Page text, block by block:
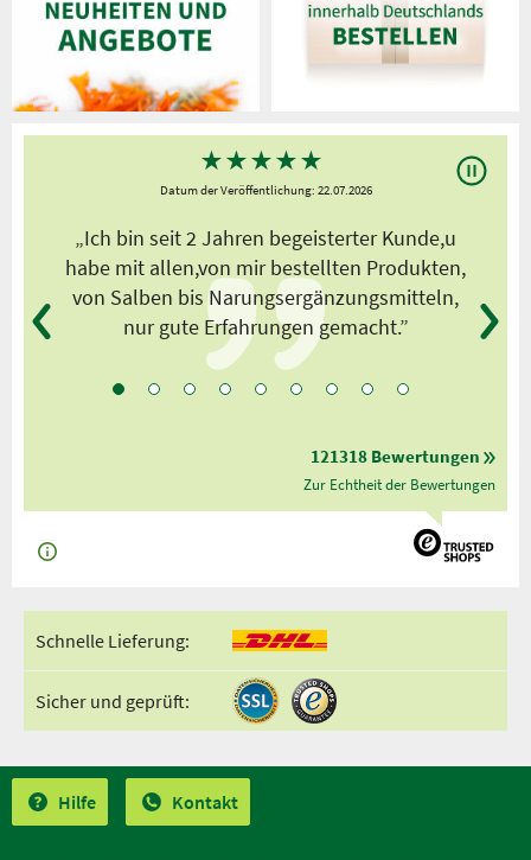
★★★★★
Datum der Veröffentlichung: 22.07.2026
„Ich bin seit 2 Jahren begeisterter Kunde,u
habe mit allen,von mir bestellten Produkten,
von Salben bis Narungsergänzungsmitteln,
nur gute Erfahrungen gemacht.”
121318 Bewertungen
Zur Echtheit der Bewertungen
Schnelle Lieferung:
Sicher und geprüft:
Hilfe Kontakt